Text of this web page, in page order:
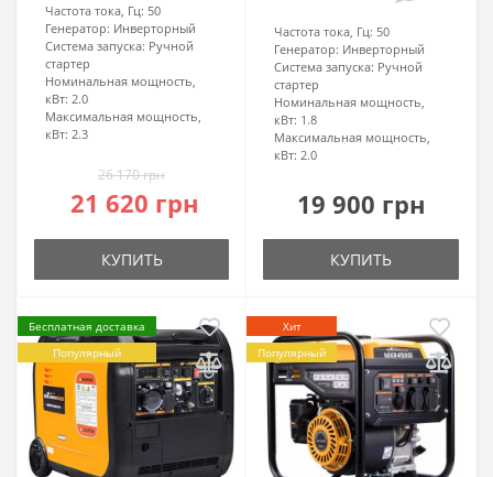
Частота тока, Гц: 50
Генератор: Инверторный
Система запуска: Ручной
стартер
Номинальная мощность,
кВт: 2.0
Максимальная мощность,
кВт: 2.3
26 170 грн
21 620 грн
КУПИТЬ
Частота тока, Гц: 50
Генератор: Инверторный
Система запуска: Ручной
стартер
Номинальная мощность,
кВт: 1.8
Максимальная мощность,
кВт: 2.0
19 900 грн
КУПИТЬ
Бесплатная доставка
Популярный
Хит
Популярный